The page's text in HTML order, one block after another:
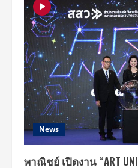
พูด
3
สมาชิก
GUNS
N’
ROSES
ก่อน
ไป
พิสูจน์
ตำ
นา
นร็
อก
ระดับ
โลก
ที่
ลม
News
พาณิชย์ เปิดงาน “ART